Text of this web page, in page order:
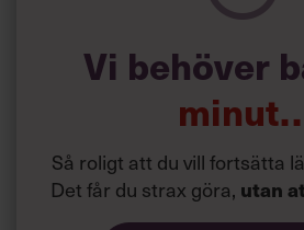
Siri
början av
Vi behöver
Så roligt att du vill fortsätta
Det får du strax göra, utan